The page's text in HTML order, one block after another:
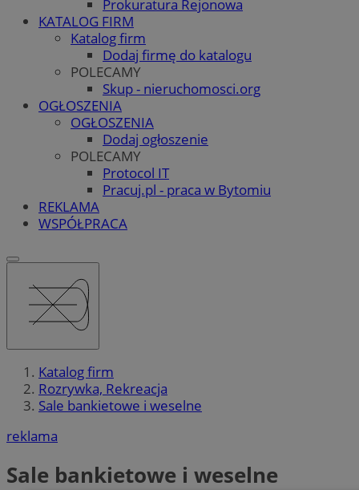
Prokuratura Rejonowa
KATALOG FIRM
Katalog firm
Dodaj firmę do katalogu
POLECAMY
Skup - nieruchomosci.org
OGŁOSZENIA
OGŁOSZENIA
Dodaj ogłoszenie
POLECAMY
Protocol IT
Pracuj.pl - praca w Bytomiu
REKLAMA
WSPÓŁPRACA
Katalog firm
Rozrywka, Rekreacja
Sale bankietowe i weselne
reklama
Sale bankietowe i weselne